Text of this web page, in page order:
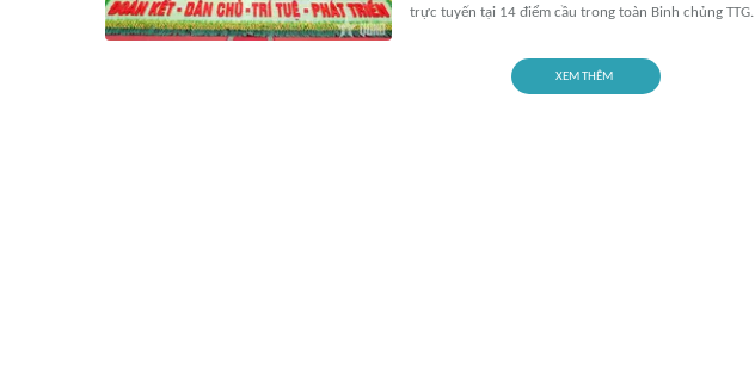
trực tuyến tại 14 điểm cầu trong toàn Binh chủng TTG.
XEM THÊM